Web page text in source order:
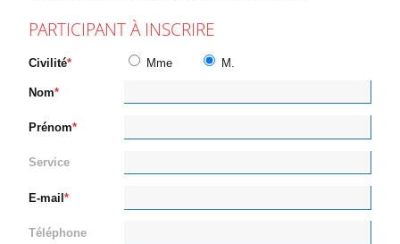
PARTICIPANT À INSCRIRE
Civilité Mme M.
Nom
Prénom
Service
E-mail
Téléphone